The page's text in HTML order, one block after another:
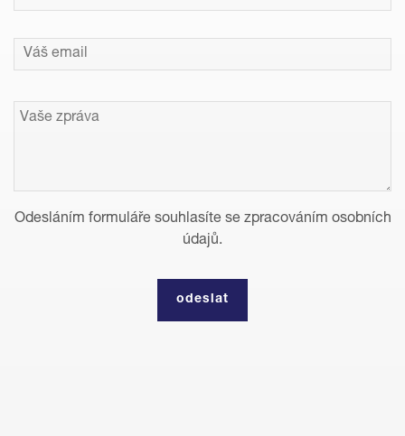
Odesláním formuláře souhlasíte se zpracováním osobních
údajů.